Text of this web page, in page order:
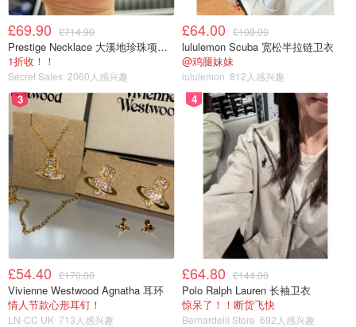
£69.90 £714.90
Prestige Necklace 大溪地珍珠项链 10-11mm
1折收！！
Secret Sales 2060人感兴趣
£64.00 £108.00
lululemon Scuba 宽松半拉链卫衣
@鸡腿妹妹
lululemon 812人感兴趣
3
£54.40 £170.00
Vivienne Westwood Agnatha 耳环
情人节款心形耳钉！
LN-CC UK 713人感兴趣
4
£64.80 £144.00
Polo Ralph Lauren 长袖卫衣
惊呆了！！断货飞快
Bernardelli Store 692人感兴趣